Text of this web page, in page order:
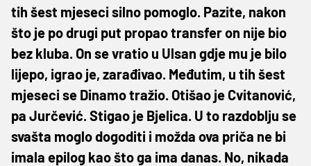
tih šest mjeseci silno pomoglo. Pazite, nakon
što je po drugi put propao transfer on nije bio
bez kluba. On se vratio u Ulsan gdje mu je bilo
lijepo, igrao je, zarađivao. Međutim, u tih šest
mjeseci se Dinamo tražio. Otišao je Cvitanović,
pa Jurčević. Stigao je Bjelica. U to razdoblju se
svašta moglo dogoditi i možda ova priča ne bi
imala epilog kao što ga ima danas. No, nikada